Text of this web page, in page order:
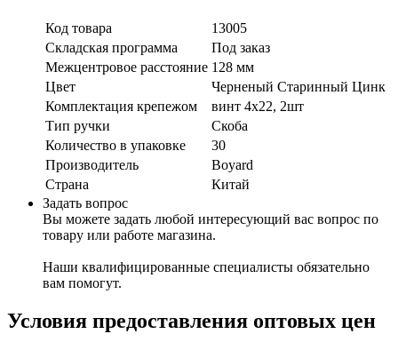
Код товара
13005
Складская программа
Под заказ
Межцентровое расстояние 128 мм
Цвет
Черненый Старинный Цинк
Комплектация крепежом
винт 4х22, 2шт
Тип ручки
Скоба
Количество в упаковке
30
Производитель
Boyard
Страна
Китай
Задать вопрос
Вы можете задать любой интересующий вас вопрос по
товару или работе магазина.
Наши квалифицированные специалисты обязательно
вам помогут.
Условия предоставления оптовых цен